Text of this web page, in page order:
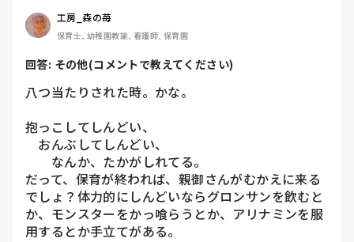
工房_森の苺
保育士, 幼稚園教諭, 看護師, 保育園
回答: その他(コメントで教えてください)
八つ当たりされた時。かな。
抱っこしてしんどい、
おんぶしてしんどい、
なんか、たかがしれてる。
だって、保育が終われば、親御さんがむかえに来る
でしょ？体力的にしんどいならグロンサンを飲むと
か、モンスターをかっ喰らうとか、アリナミンを服
用するとか手立てがある。